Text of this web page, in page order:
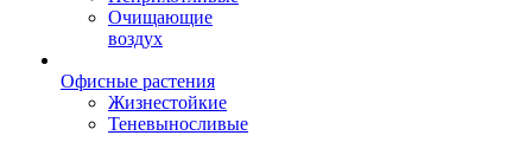
Очищающие
воздух
Офисные растения
Жизнестойкие
Теневыносливые